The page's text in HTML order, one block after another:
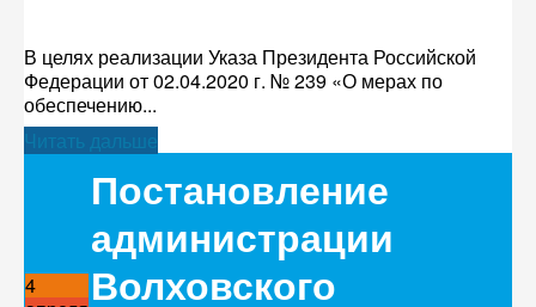
В целях реализации Указа Президента Российской
Федерации от 02.04.2020 г. № 239 «О мерах по
обеспечению...
Читать дальше
4
Постановление
администрации
Волховского